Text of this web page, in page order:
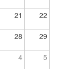
21 22
28 29
4 5